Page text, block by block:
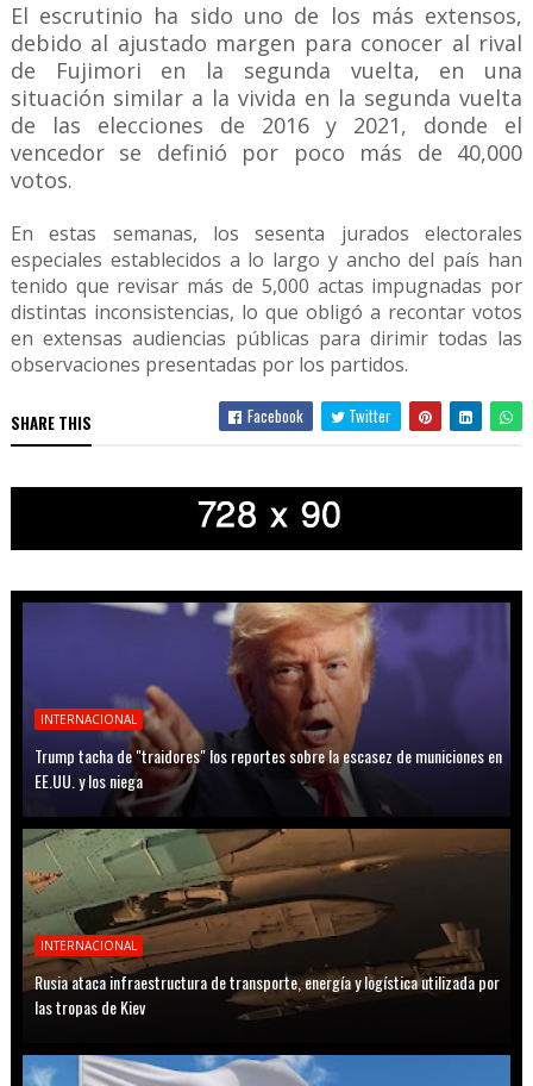
El escrutinio ha sido uno de los más extensos,
debido al ajustado margen para conocer al rival
de Fujimori en la segunda vuelta, en una
situación similar a la vivida en la segunda vuelta
de las elecciones de 2016 y 2021, donde el
vencedor se definió por poco más de 40,000
votos.
En estas semanas, los sesenta jurados electorales
especiales establecidos a lo largo y ancho del país han
tenido que revisar más de 5,000 actas impugnadas por
distintas inconsistencias, lo que obligó a recontar votos
en extensas audiencias públicas para dirimir todas las
observaciones presentadas por los partidos.
SHARE THIS Facebook Twitter
INTERNACIONAL
Trump tacha de "traidores" los reportes sobre la escasez de municiones en
EE.UU. y los niega
INTERNACIONAL
Rusia ataca infraestructura de transporte, energía y logística utilizada por
las tropas de Kiev